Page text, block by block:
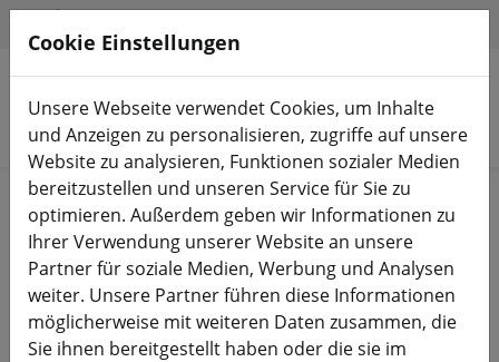
Produkte suchen
Start Zubehör Kabel & Stecker
XT60 Akku Ladekabel
Cookie Einstellungen
Unsere Webseite verwendet Cookies, um Inhalte
und Anzeigen zu personalisieren, zugriffe auf unsere
Website zu analysieren, Funktionen sozialer Medien
bereitzustellen und unseren Service für Sie zu
optimieren. Außerdem geben wir Informationen zu
Ihrer Verwendung unserer Website an unsere
Partner für soziale Medien, Werbung und Analysen
weiter. Unsere Partner führen diese Informationen
möglicherweise mit weiteren Daten zusammen, die
Sie ihnen bereitgestellt haben oder die sie im